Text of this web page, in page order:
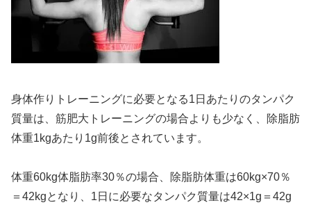
身体作りトレーニングに必要となる1日あたりのタンパク
質量は、筋肥大トレーニングの場合よりも少なく、除脂肪
体重1kgあたり1g前後とされています。
体重60kg体脂肪率30％の場合、除脂肪体重は60kg×70％
＝42kgとなり、1日に必要なタンパク質量は42×1g＝42g